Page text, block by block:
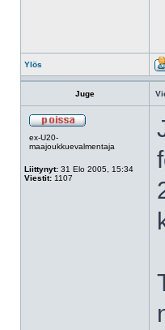
Ylös
Juge
ex-U20-
maajoukkuevalmentaja
Liittynyt: 31 Elo 2005, 15:34
Viestit: 1107